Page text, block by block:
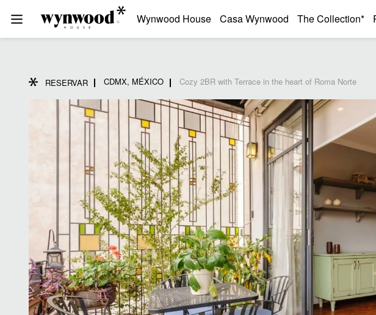
Wynwood House Casa Wynwood The Collection*
RESERVAR CDMX, MÉXICO Cozy 2BR with Terrace in the heart of Roma Norte